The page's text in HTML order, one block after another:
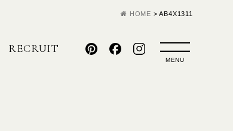
RECRUIT
HOME >AB4X1311